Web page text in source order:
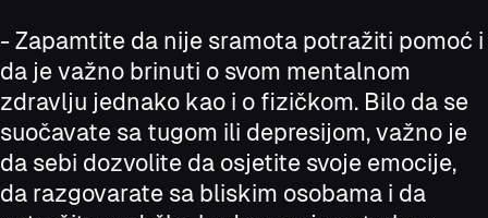
- Zapamtite da nije sramota potražiti pomoć i
da je važno brinuti o svom mentalnom
zdravlju jednako kao i o fizičkom. Bilo da se
suočavate sa tugom ili depresijom, važno je
da sebi dozvolite da osjetite svoje emocije,
da razgovarate sa bliskim osobama i da